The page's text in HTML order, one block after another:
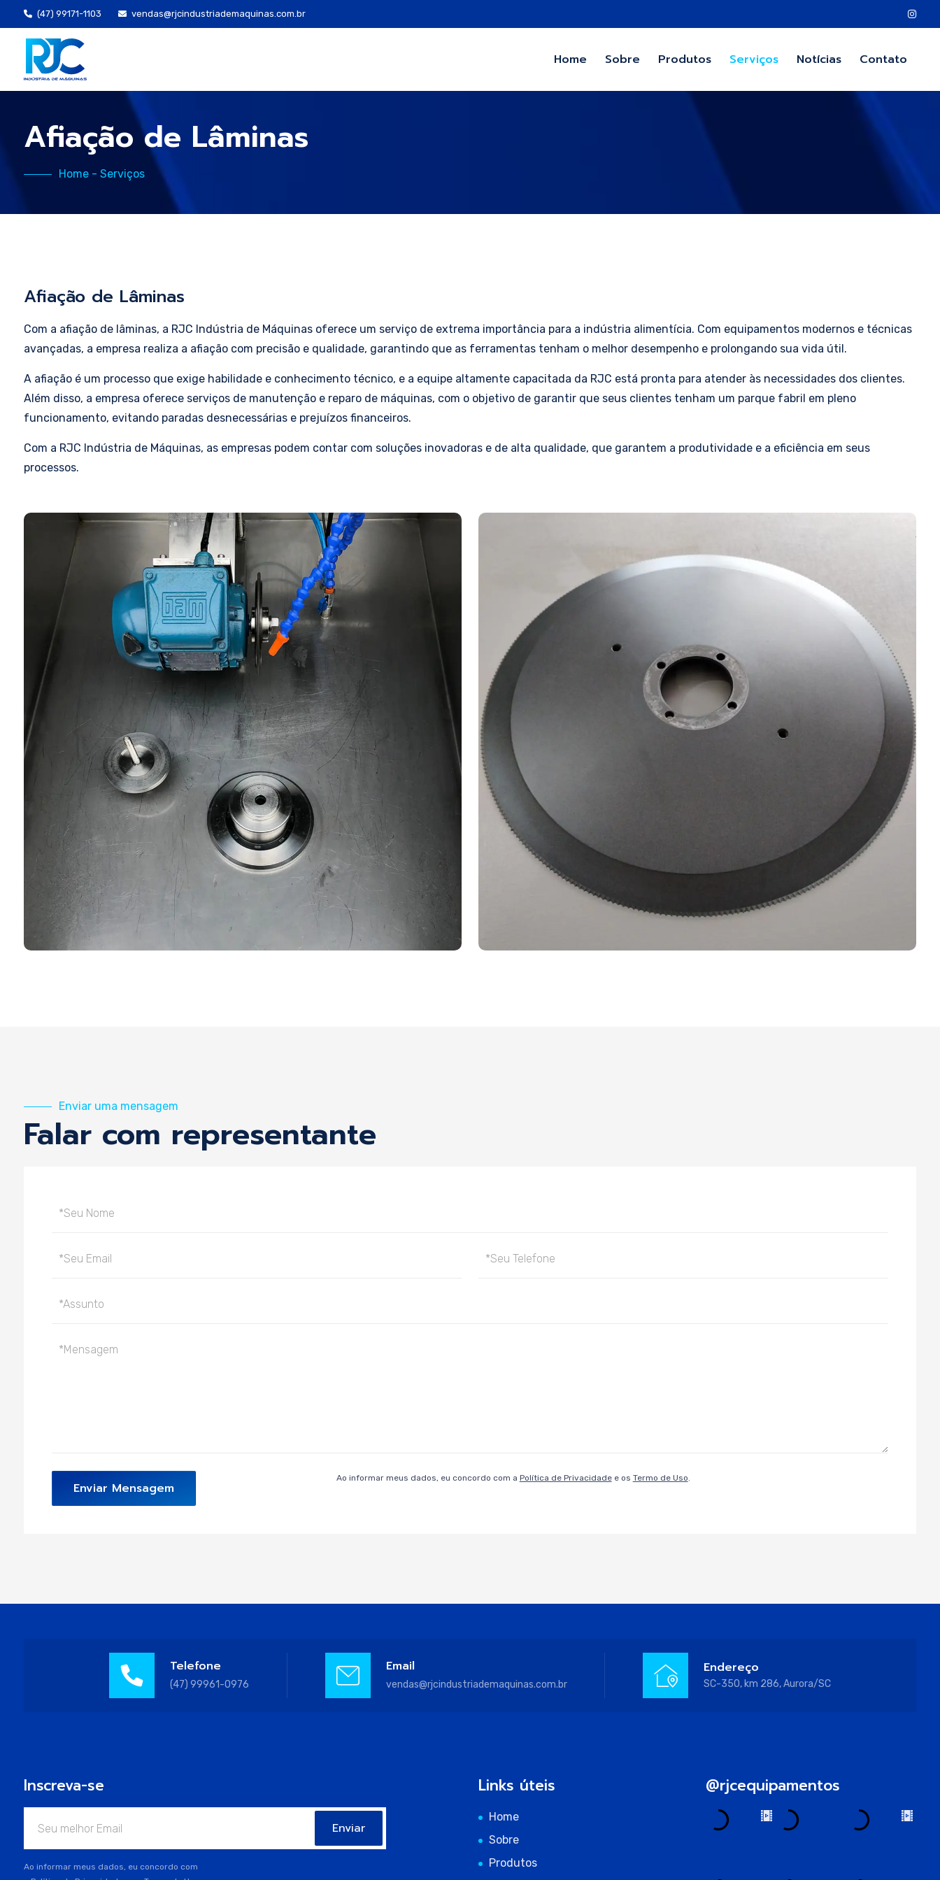
(47) 99171-1103 vendas@rjcindustriademaquinas.com.br
Home Sobre Produtos Serviços Notícias Contato
Afiação de Lâminas
Home - Serviços
Afiação de Lâminas
Com a afiação de lâminas, a RJC Indústria de Máquinas oferece um serviço de extrema importância para a indústria alimentícia. Com equipamentos modernos e técnicas
avançadas, a empresa realiza a afiação com precisão e qualidade, garantindo que as ferramentas tenham o melhor desempenho e prolongando sua vida útil.
A afiação é um processo que exige habilidade e conhecimento técnico, e a equipe altamente capacitada da RJC está pronta para atender às necessidades dos clientes.
Além disso, a empresa oferece serviços de manutenção e reparo de máquinas, com o objetivo de garantir que seus clientes tenham um parque fabril em pleno
funcionamento, evitando paradas desnecessárias e prejuízos financeiros.
Com a RJC Indústria de Máquinas, as empresas podem contar com soluções inovadoras e de alta qualidade, que garantem a produtividade e a eficiência em seus
processos.
Enviar uma mensagem
Falar com representante
Enviar Mensagem
Ao informar meus dados, eu concordo com a Política de Privacidadee os Termo de Uso.
Telefone
(47) 99961-0976
Email
vendas@rjcindustriademaquinas.com.br
Endereço
SC-350, km 286, Aurora/SC
Inscreva-se
Enviar
Ao informar meus dados, eu concordo com
Links úteis
Home
Sobre
Produtos
@rjcequipamentos